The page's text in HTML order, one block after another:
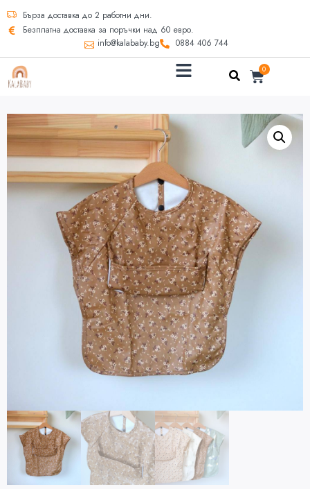
Бърза доставка до 2 работни дни.
Безплатна доставка за поръчки над 60 евро.
info@kalababy.bg
0884 406 744
0